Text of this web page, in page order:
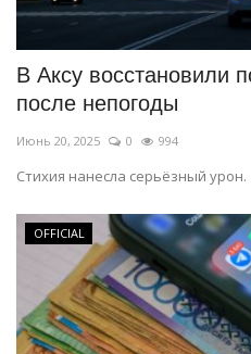
В Аксу восстановили
после непогоды
Июнь 20, 2025 0 994
Стихия нанесла серьёзный урон.
OFFICIAL